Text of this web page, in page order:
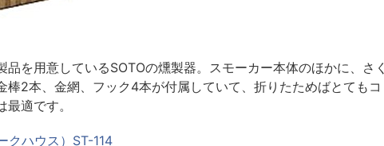
を用意しているSOTOの燻製器。スモーカー本体のほかに、さく
棒2本、金網、フック4本が付属していて、折りたためばとてもコ
適です。
クハウス）ST-114